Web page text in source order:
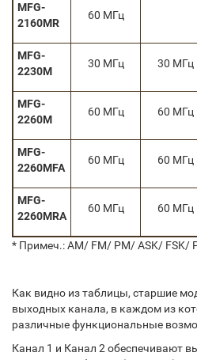
MFG-
2160MR
60 МГц
MFG-
2230M
30 МГц 30 МГц
MFG-
2260M
60 МГц 60 МГц
MFG-
2260MFA
60 МГц 60 МГц
MFG-
2260MRA
60 МГц 60 МГц
* Примеч.: AM/ FM/ PM/ ASK/ FSK/
Как видно из таблицы, старшие
выходных канала, в каждом из
различные функциональные
Канал 1 и Канал 2 обеспечивают